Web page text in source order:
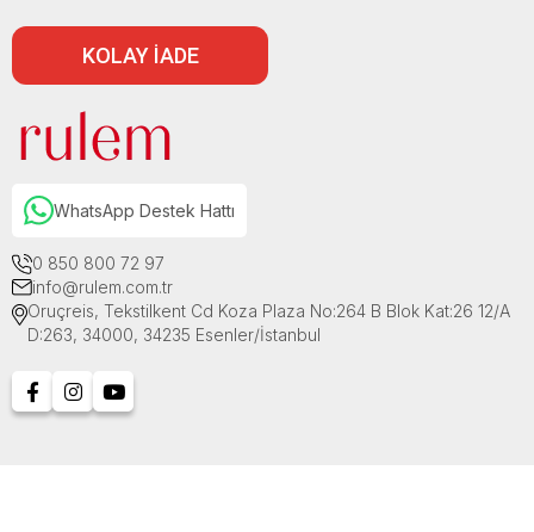
KOLAY İADE
WhatsApp Destek Hattı
0 850 800 72 97
info@rulem.com.tr
Oruçreis, Tekstilkent Cd Koza Plaza No:264 B Blok Kat:26 12/A
D:263, 34000, 34235 Esenler/İstanbul